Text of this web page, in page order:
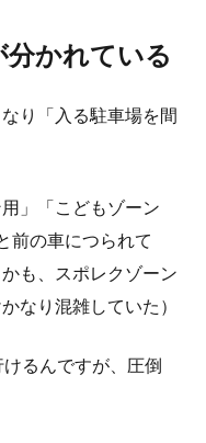
かれている
り「入る駐車場を間
」「こどもゾーン
前の車につられて
も、スポレクゾーン
なり混雑していた）
るんですが、圧倒